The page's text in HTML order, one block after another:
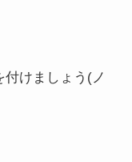
けましょう(ノ